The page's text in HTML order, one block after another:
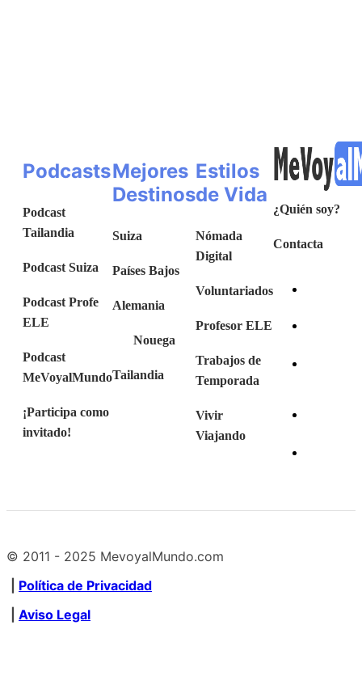
Podcasts
Podcast
Tailandia
Podcast Suiza
Podcast Profe
ELE
Podcast
MeVoyalMundo
¡Participa como
invitado!
Mejores
Destinos
Suiza
Países Bajos
Alemania
Nouega
Tailandia
Estilos
de Vida
Nómada
Digital
Voluntariados
Profesor ELE
Trabajos de
Temporada
Vivir
Viajando
¿Quién soy?
Contacta
© 2011 - 2025 MevoyalMundo.com
Política de Privacidad
Aviso Legal